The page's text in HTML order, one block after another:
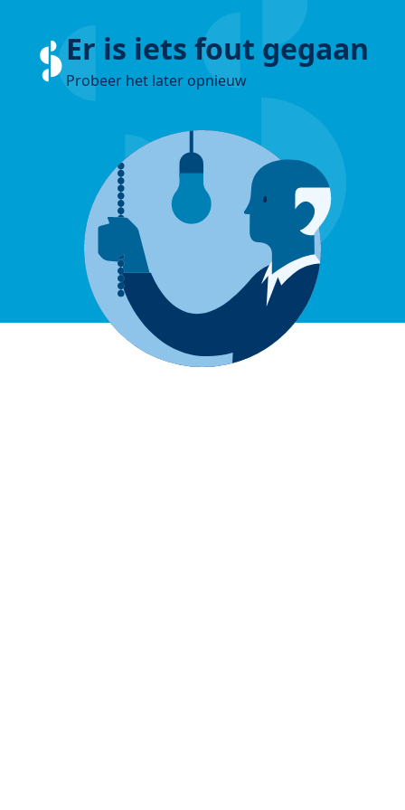
Er is iets fout gegaan
Probeer het later opnieuw